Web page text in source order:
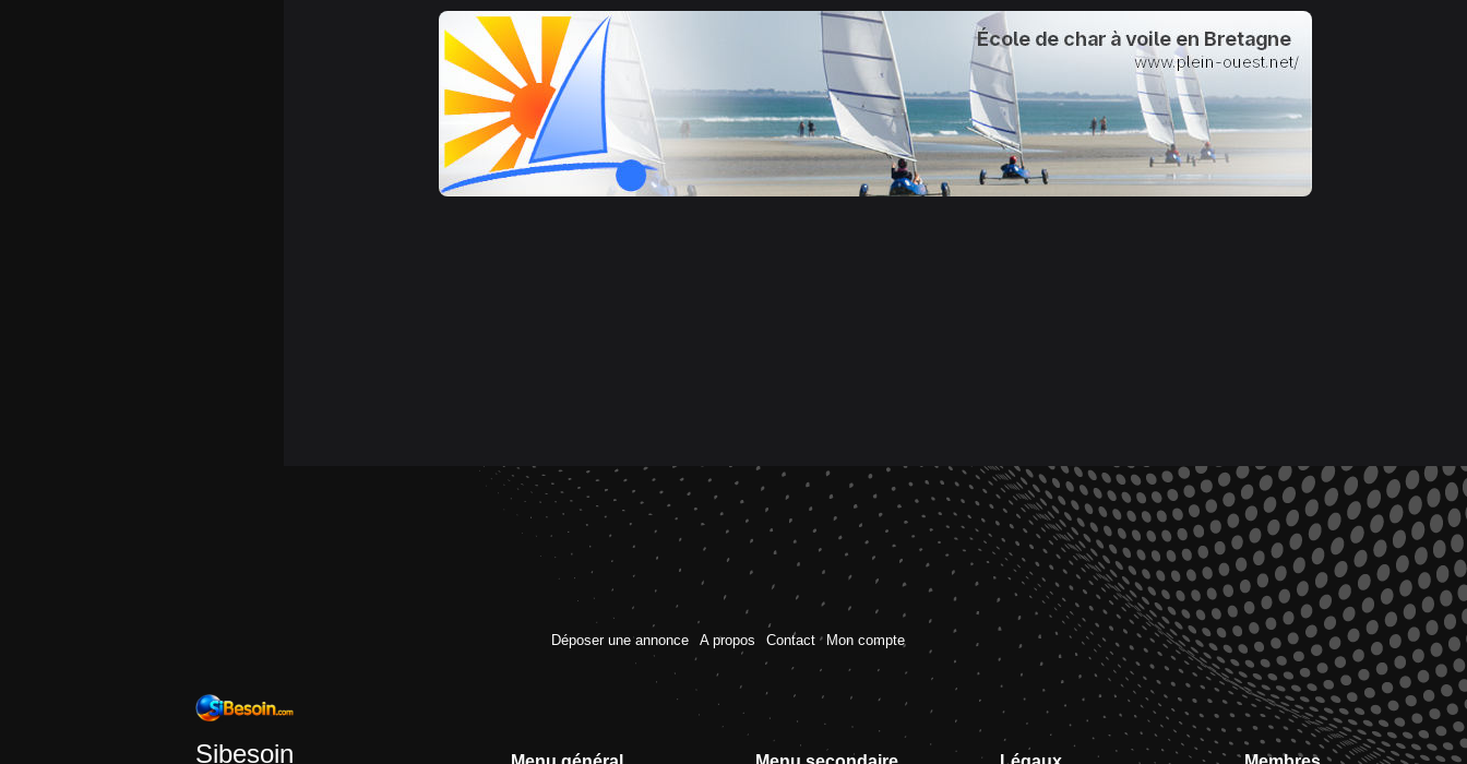
Déposer une annonce A propos Contact Mon compte
Sibesoin